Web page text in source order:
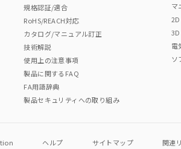
規格認証/適合
RoHS/REACH対応
カタログ/マニュアル訂正
技術解説
使用上の注意事項
製品に関するFAQ
FA用語辞典
製品セキュリティへの取り組み
マ
電
ソ
ヘルプ サイトマップ 関連